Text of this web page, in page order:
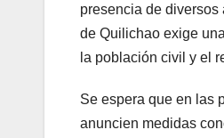
presencia de
de Quilichao exige
la población civil y el
Se espera que en las
anuncien medidas